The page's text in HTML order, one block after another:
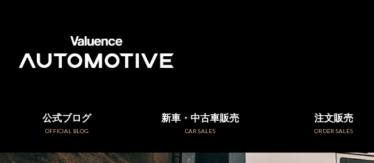
公式ブログ
OFFICIAL BLOG
新車・中古車販売
CAR SALES
注文販売
ORDER SALES